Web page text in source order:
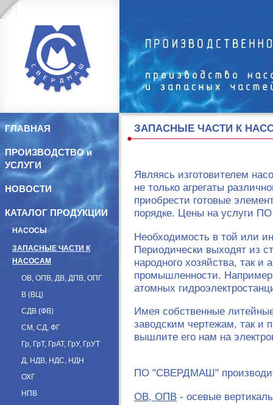
ГЛАВНАЯ
ПРОИЗВОДСТВО и
УСЛУГИ
НОВОСТИ
КАТАЛОГ ПРОДУКЦИИ
НАСОСЫ
ЗАПАСНЫЕ ЧАСТИ К
НАСОСАМ
ОВ, ОПВ, ДВ, ДПВ, ОПГ
В (ВЦ)
СДВ (ФВ)
СМ, СД, ФГ
Гр, ГрТ, ГрАТ, ГрУ, ГрУТ
Д, НДВ, НДС, НДН
ОХГ
НПВ
ЗАПАСНЫЕ ЧАСТИ К
Являясь изготовителем
не только агрегаты
приобрести готовые
порядке. Цены на услуги
Необходимость в той или
Периодически выходят из
народного хозяйства, так
промышленности.
атомных
Имея собственные
заводским чертежам, так и
вышлите его нам на
ПО "СВЕРДМАШ"
ОВ, ОПВ - осевые